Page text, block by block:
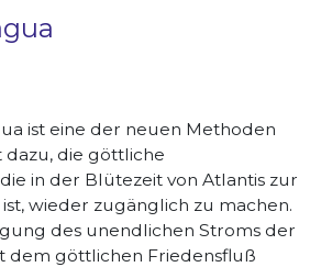
ist eine der neuen Methoden
dazu, die göttliche
in der Blütezeit von Atlantis zur
wieder zugänglich zu machen.
des unendlichen Stroms der
dem göttlichen Friedensfluß